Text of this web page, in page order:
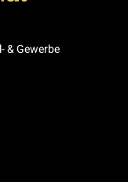
& Gewerbe